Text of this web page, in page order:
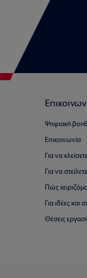
Ψηφιακή
Επικοινωνία
Για να
Για να
Πώς
Για ιδέες και
Θέσεις